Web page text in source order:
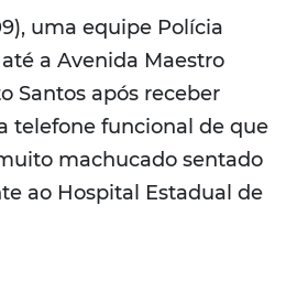
uma equipe Polícia
a Avenida Maestro
Santos após receber
telefone funcional de que
machucado sentado
ao Hospital Estadual de